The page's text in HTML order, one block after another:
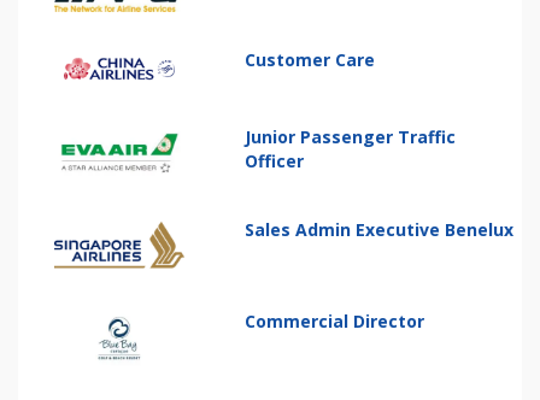
Customer Care
Junior Passenger Traffic
Officer
Sales Admin Executive Benelux
Commercial Director